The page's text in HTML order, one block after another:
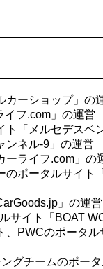
カーショップ」の
イフ.com」の運営
「メルセデスベ
ンネル-9」の運営
ーライフ.com」の
ポータルサイト
」の運営
サイト「BOAT
PWCのポータ
グチームのポー